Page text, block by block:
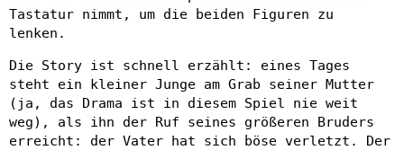
Tastatur nimmt, um die beiden Figuren zu
lenken.
Die Story ist schnell erzählt: eines Tages
steht ein kleiner Junge am Grab seiner Mutter
(ja, das Drama ist in diesem Spiel nie weit
weg), als ihn der Ruf seines größeren Bruders
erreicht: der Vater hat sich böse verletzt. Der